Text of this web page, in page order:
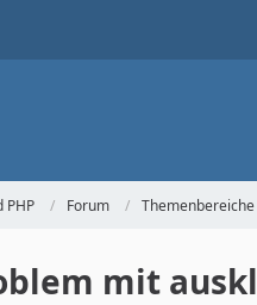
PHP Forum Themenbereiche
mit